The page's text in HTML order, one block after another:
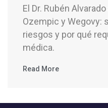
El Dr. Rubén
Ozempic y Wegovy:
riesgos y por qué
médica.
Read More